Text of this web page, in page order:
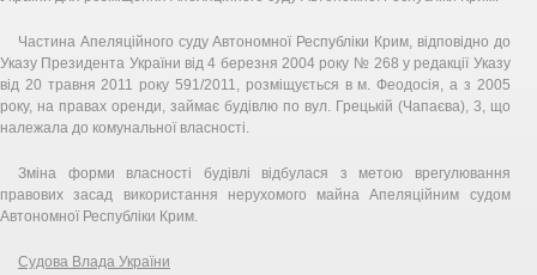
Частина Апеляційного суду Автономної Республіки Крим, відповідно до
Указу Президента України від 4 березня 2004 року № 268 у редакції Указу
від 20 травня 2011 року 591/2011, розміщується в м. Феодосія, а з 2005
року, на правах оренди, займає будівлю по вул. Грецькій (Чапаєва), 3, що
належала до комунальної власності.
Зміна форми власності будівлі відбулася з метою врегулювання
правових засад використання нерухомого майна Апеляційним судом
Автономної Республіки Крим.
Судова Влада України